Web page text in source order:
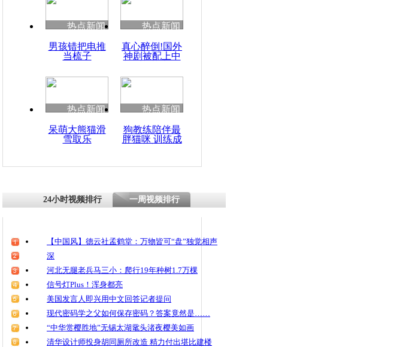
度苗族花山节
魂
热点新闻
男孩错把电推
当梳子
热点新闻
真心醉倒!国外
神剧被配上中
热点新闻
呆萌大熊猫滑
雪取乐
热点新闻
狗教练陪伴最
胖猫咪 训练成
24小时视频排行 一周视频排行
【中国风】德云社孟鹤堂：万物皆可“盘”独觉相声
深
河北无腿老兵马三小：爬行19年种树1.7万棵
信号灯Plus！浑身都亮
美国发言人即兴用中文回答记者提问
现代密码学之父如何保存密码？答案竟然是……
“中华赏樱胜地”无锡太湖鼋头渚夜樱美如画
清华设计师投身胡同厕所改造 精力付出堪比建楼